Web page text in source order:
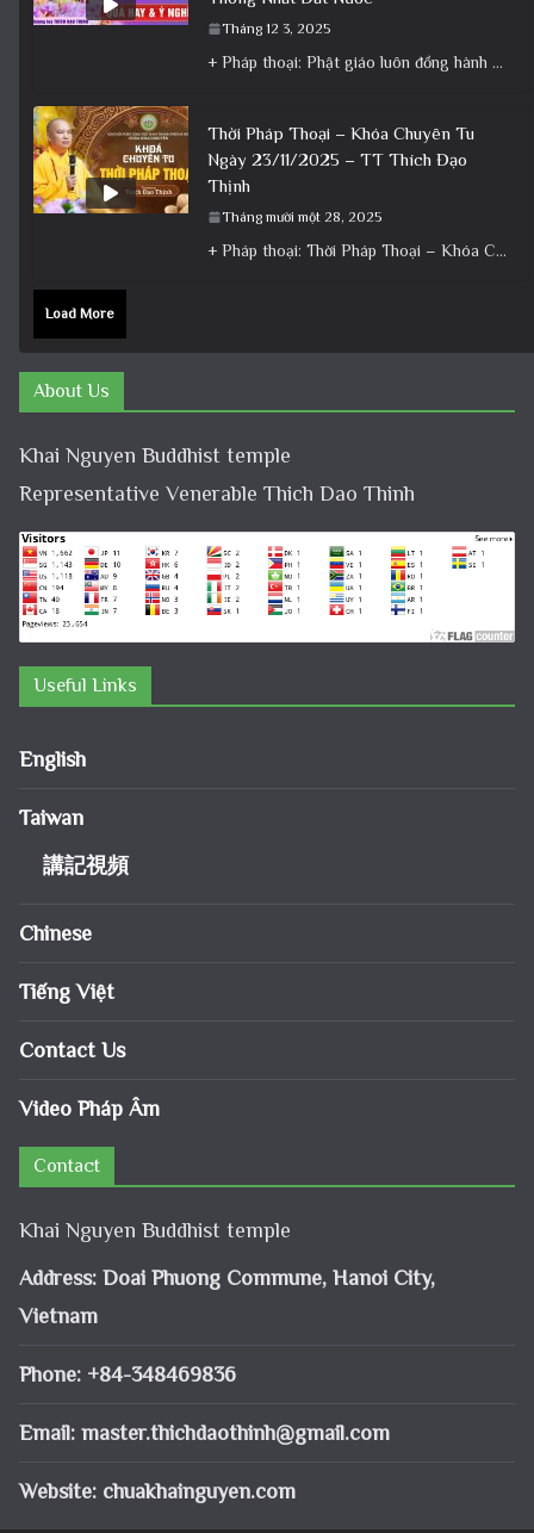
Tháng 12 3, 2025
+ Pháp thoại: Phật giáo luôn đồng hành cùng Dân tộc – Bài giảng ý nghĩa nhân dịp 30/4 ngày
Thời Pháp Thoại – Khóa Chuyên Tu
Ngày 23/11/2025 – TT Thích Đạo
Thịnh
Tháng mười một 28, 2025
+ Pháp thoại: Thời Pháp Thoại – Khóa Chuyên Tu Ngày 23/11/2025 – TT Thích Đạo Thịnh + Album: Pháp
Load More
About Us
Khai Nguyen Buddhist temple
Representative Venerable Thich Dao Thinh
Useful Links
English
Taiwan
講記視頻
Chinese
Tiếng Việt
Contact Us
Video Pháp Âm
Contact
Khai Nguyen Buddhist temple
Address: Doai Phuong Commune, Hanoi City,
Vietnam
Phone: +84-348469836
Email: master.thichdaothinh@gmail.com
Website: chuakhainguyen.com